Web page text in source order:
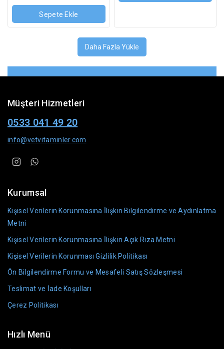
üzerinden
Sepete Ekle
Daha Fazla Yükle
Müşteri Hizmetleri
0533 041 49 20
info@vetvitaminler.com
Kurumsal
Kişisel Verilerin Korunmasına İlişkin Bilgilendirme ve Aydınlatma
Metni
Kişisel Verilerin Korunmasına İlişkin Açık Rıza Metni
Kişisel Verilerin Korunması Gizlilik Politikası
Ön Bilgilendirme Formu ve Mesafeli Satış Sözleşmesi
Teslimat ve İade Koşulları
Çerez Politikası
Hızlı Menü